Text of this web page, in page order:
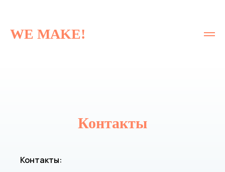
WE MAKE!
Контакты
Контакты: